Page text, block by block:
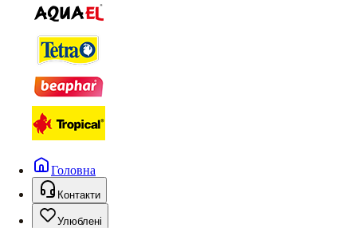
Головна
Контакти
Улюблені